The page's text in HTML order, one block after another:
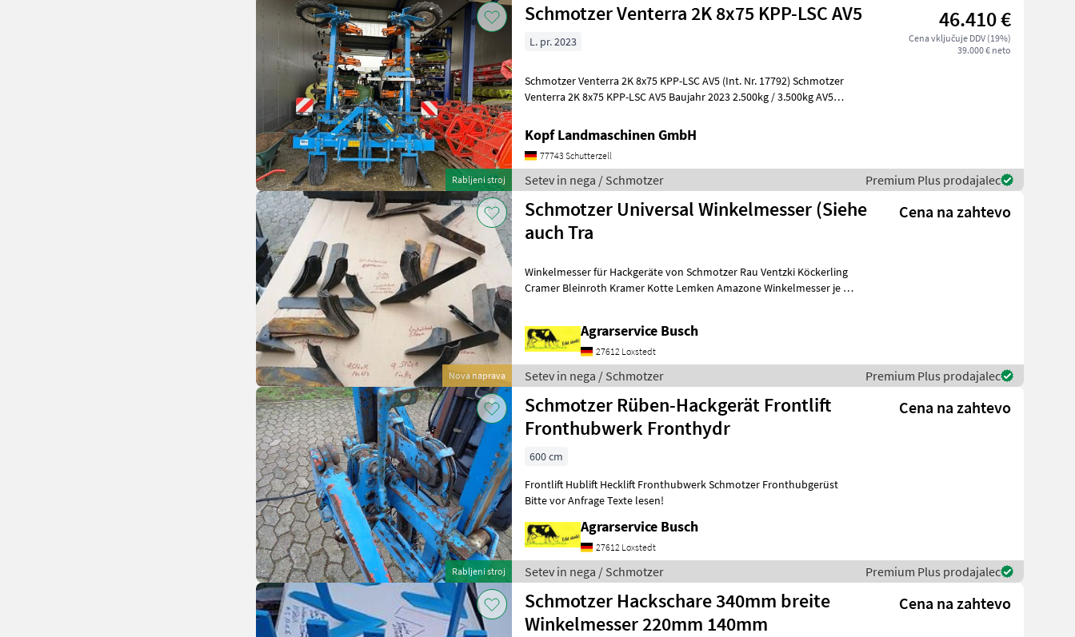
Rabljeni stroj
Schmotzer Venterra 2K 8x75 KPP-LSC AV5 46.410 €
Cena vključuje DDV (19%)
39.000 € neto
L. pr. 2023
Schmotzer Venterra 2K 8x75 KPP-LSC AV5 (Int. Nr. 17792) Schmotzer
Venterra 2K 8x75 KPP-LSC AV5 Baujahr 2023 2.500kg / 3.500kg AV5
Kopf Landmaschinen GmbH
77743 Schutterzell
Setev in nega / Schmotzer Premium Plus prodajalec
Nova naprava
Schmotzer Universal Winkelmesser (Siehe
auch Tra
Cena na zahtevo
Winkelmesser für Hackgeräte von Schmotzer Rau Ventzki Köckerling
Cramer Bleinroth Kramer Kotte Lemken Amazone Winkelmesser je 9
Agrarservice Busch
27612 Loxstedt
Setev in nega / Schmotzer Premium Plus prodajalec
Rabljeni stroj
Schmotzer Rüben-Hackgerät Frontlift
Fronthubwerk Fronthydr
Cena na zahtevo
600 cm
Frontlift Hublift Hecklift Fronthubwerk Schmotzer Fronthubgerüst
Bitte vor Anfrage Texte lesen!
Agrarservice Busch
27612 Loxstedt
Setev in nega / Schmotzer Premium Plus prodajalec
Schmotzer Hackschare 340mm breite
Winkelmesser 220mm 140mm
Cena na zahtevo